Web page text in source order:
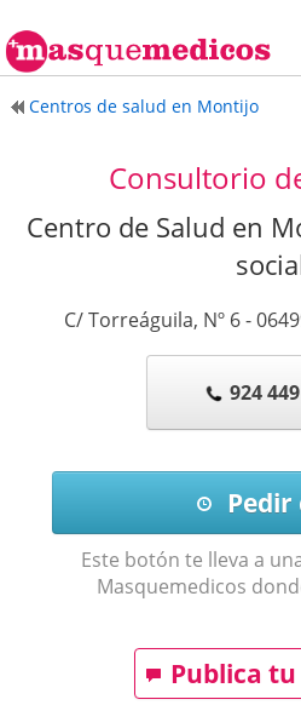
Centros de salud en Montijo
Consultorio
Centro de Salud en
C/ Torreáguila, Nº 6-
924
Pedir
Este botón te lleva a
Masquemedicos
Publica